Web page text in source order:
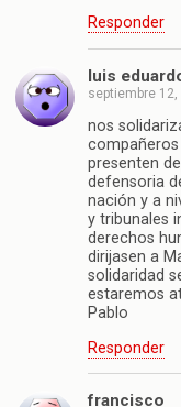
Responder
luis
septiembre 12,
nos
presenten
defensoria
nación y a
y tribunales
derechos
dirijasen a
solidaridad
estaremos
Pablo
Responder
francisco